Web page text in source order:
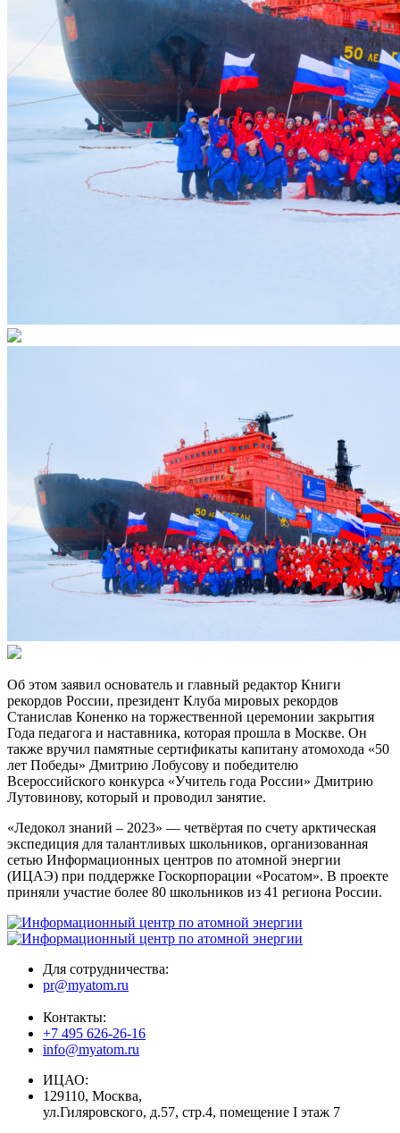
Об этом заявил основатель и главный редактор Книги
рекордов России, президент Клуба мировых рекордов
Станислав Коненко на торжественной церемонии закрытия
Года педагога и наставника, которая прошла в Москве. Он
также вручил памятные сертификаты капитану атомохода «50
лет Победы» Дмитрию Лобусову и победителю
Всероссийского конкурса «Учитель года России» Дмитрию
Лутовинову, который и проводил занятие.
«Ледокол знаний – 2023» — четвёртая по счету арктическая
экспедиция для талантливых школьников, организованная
сетью Информационных центров по атомной энергии
(ИЦАЭ) при поддержке Госкорпорации «Росатом». В проекте
приняли участие более 80 школьников из 41 региона России.
Для сотрудничества:
pr@myatom.ru
Контакты:
+7 495 626-26-16
info@myatom.ru
ИЦАО:
129110, Москва,
ул.Гиляровского, д.57, стр.4, помещение I этаж 7